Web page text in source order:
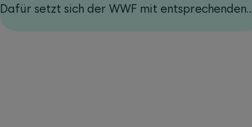
Dafür setzt sich der WWF mit entsprechenden